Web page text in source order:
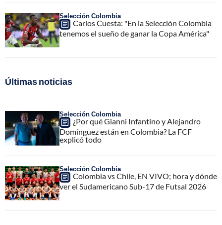
Selección Colombia
Carlos Cuesta: "En la Selección Colombia
tenemos el sueño de ganar la Copa América"
Últimas noticias
Selección Colombia
¿Por qué Gianni Infantino y Alejandro
Domínguez están en Colombia? La FCF
explicó todo
Selección Colombia
Colombia vs Chile, EN VIVO; hora y dónde
ver el Sudamericano Sub-17 de Futsal 2026